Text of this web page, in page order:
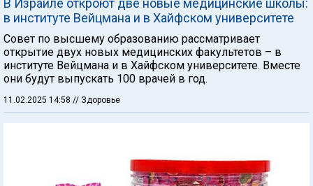
В Израиле откроют две новые медицинские школы:
в институте Вейцмана и в Хайфском университете
Совет по высшему образованию рассматривает
открытие двух новых медицинских факультетов – в
институте Вейцмана и в Хайфском университете. Вместе
они будут выпускать 100 врачей в год.
11.02.2025 14:58 // Здоровье